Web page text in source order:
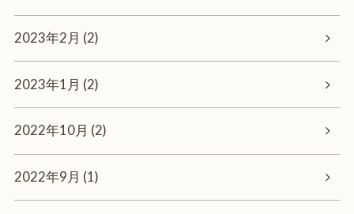
2023年2月 (2)
2023年1月 (2)
2022年10月 (2)
2022年9月 (1)